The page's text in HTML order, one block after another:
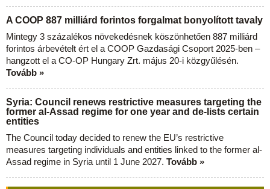
A COOP 887 milliárd forintos forgalmat bonyolított tavaly
Mintegy 3 százalékos növekedésnek köszönhetően 887 milliárd
forintos árbevételt ért el a COOP Gazdasági Csoport 2025-ben –
hangzott el a CO-OP Hungary Zrt. május 20-i közgyűlésén.
Tovább »
Syria: Council renews restrictive measures targeting the
former al-Assad regime for one year and de-lists certain
entities
The Council today decided to renew the EU’s restrictive
measures targeting individuals and entities linked to the former al-
Assad regime in Syria until 1 June 2027. Tovább »